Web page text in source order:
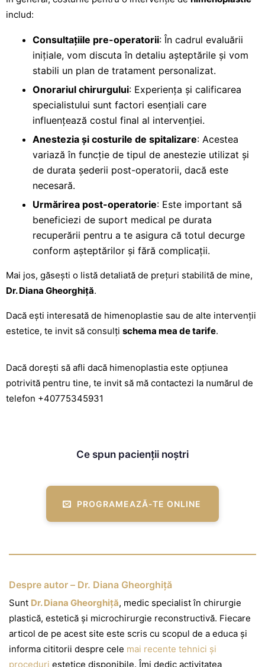
includ:
Consultațiile pre-operatorii: În cadrul evaluării
inițiale, vom discuta în detaliu așteptările și vom
stabili un plan de tratament personalizat.
Onorariul chirurgului: Experiența și calificarea
specialistului sunt factori esențiali care
influențează costul final al intervenției.
Anestezia și costurile de spitalizare: Acestea
variază în funcție de tipul de anestezie utilizat și
de durata șederii post-operatorii, dacă este
necesară.
Urmărirea post-operatorie: Este important să
beneficiezi de suport medical pe durata
recuperării pentru a te asigura că totul decurge
conform așteptărilor și fără complicații.
Mai jos, găsești o listă detaliată de prețuri stabilită de mine,
Dr. Diana Gheorghiță.
Dacă ești interesată de himenoplastie sau de alte intervenții
estetice, te invit să consulți schema mea de tarife.
Dacă dorești să afli dacă himenoplastia este opțiunea
potrivită pentru tine, te invit să mă contactezi la numărul de
telefon +40775345931
Ce spun pacienții noștri
PROGRAMEAZĂ-TE ONLINE
Despre autor – Dr. Diana Gheorghiță
Sunt Dr. Diana Gheorghiță, medic specialist în chirurgie
plastică, estetică și microchirurgie reconstructivă. Fiecare
articol de pe acest site este scris cu scopul de a educa și
informa cititorii despre cele mai recente tehnici și
proceduri estetice disponibile. Îmi dedic activitatea